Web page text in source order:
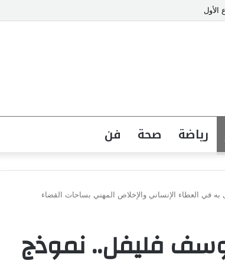
رياضة صحة فن
في العطاء الإنساني والإخلاص المهني بساحات القضاء
فليفل.. نموذج